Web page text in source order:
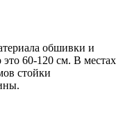
обшивки и
60-120 см. В местах
стойки